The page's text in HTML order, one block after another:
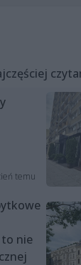
temu
to nie